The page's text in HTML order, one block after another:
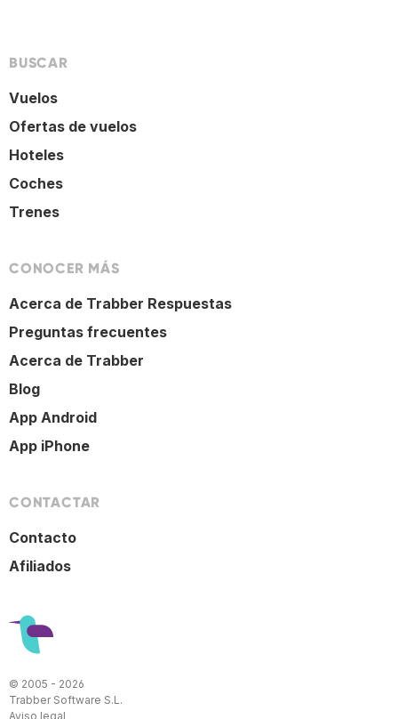
BUSCAR
Vuelos
Ofertas de vuelos
Hoteles
Coches
Trenes
CONOCER MÁS
Acerca de Trabber Respuestas
Preguntas frecuentes
Acerca de Trabber
Blog
App Android
App iPhone
CONTACTAR
Contacto
Afiliados
© 2005 - 2026
Trabber Software S.L.
Aviso legal